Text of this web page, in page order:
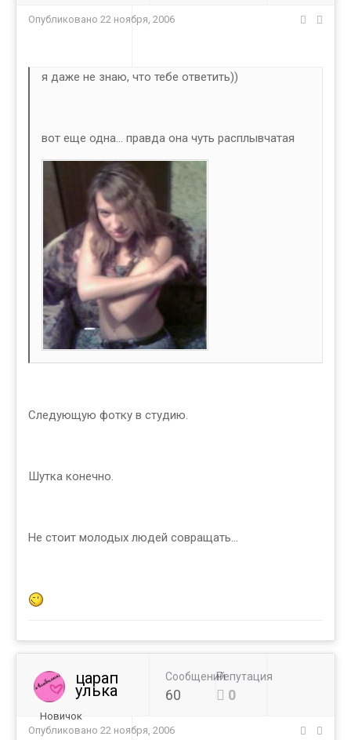
Опубликовано 22 ноября, 2006
я даже не знаю, что тебе ответить))
вот еще одна... правда она чуть расплывчатая
Следующую фотку в студию.
Шутка конечно.
Не стоит молодых людей совращать...
царап
улька
Новичок
Сообщений
60
Репутация
0
Опубликовано 22 ноября, 2006